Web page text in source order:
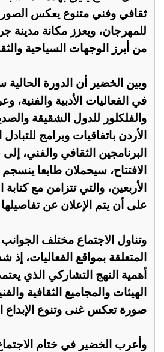
ثقافي وفني متنوع يعكس
للمهرجان، ويعزز مكانة مدينة
من أبرز الوجهات السياحية
وبين الخضير أن الدورة
في الفعاليات الأدبية والفنية،
والفلكلور للدول الشقيقة
الأردن باتفاقيات وبرامج
البرنامجين الثقافي والفني،
الافتتاح، سيحملان طابعا
الأربعين، والتي تتزامن مع كتابة
على أن يتم الإعلان عن تفاصيلها
وتناول الاجتماع مختلف الجوانب
المتعلقة بمواقع الفعاليات،
أهمية النهج التشاركي الذي
الهيئات والمجاميع الثقافية
صورة تعكس غنى وتنوع الإبداع
وأعرب الخضير في ختام